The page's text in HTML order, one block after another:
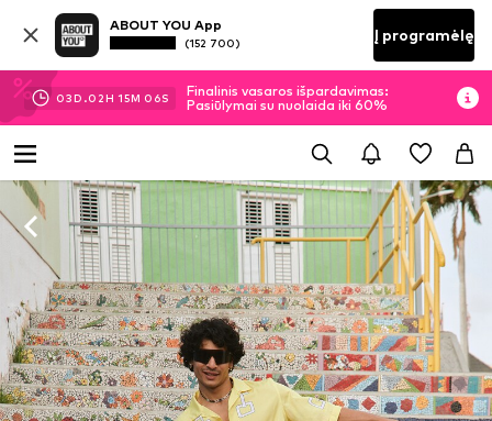
ABOUT YOU App
(152 700) Į programėlę
03D.02H 15M 05S
Finalinis vasaros išpardavimas:
Pasiūlymai su nuolaida iki 60%